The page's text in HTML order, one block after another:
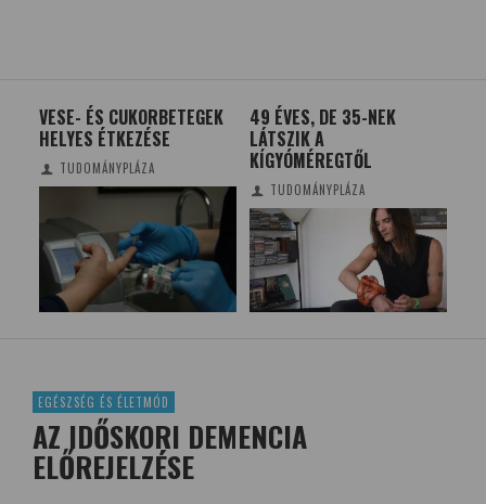
49 ÉVES, DE 35-NEK
LÁTSZIK A
KÍGYÓMÉREGTŐL
TUDOMÁNYPLÁZA
LEHET-E SZUBJEKTIVITÁSA
A MESTERSÉGES
INTELLIGENCIÁNAK?
SZOBOSZLAI KRISZTINA
EGÉSZSÉG ÉS ÉLETMÓD
AZ IDŐSKORI DEMENCIA
ELŐREJELZÉSE